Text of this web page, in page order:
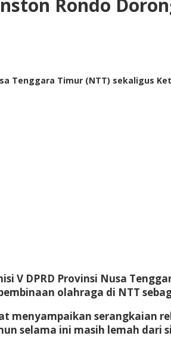
Rondo
Tenggara Timur (NTT) sekaligus
V DPRD Provinsi Nusa
olahraga di NTT
menyampaikan serangkaian
selama ini masih lemah dari